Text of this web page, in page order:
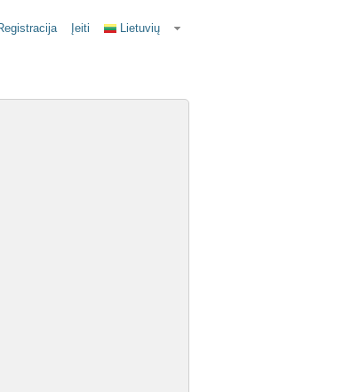
Įeiti Lietuvių